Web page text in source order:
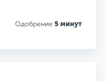
Одобрение 5 минут